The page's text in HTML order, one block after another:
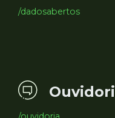
/dadosabertos